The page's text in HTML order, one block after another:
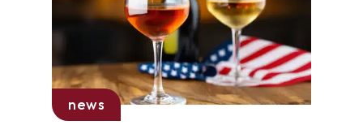
news